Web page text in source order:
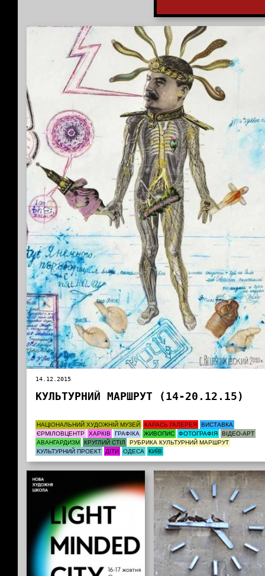
14.12.2015
КУЛЬТУРНИЙ МАРШРУТ (14-20.12.15)
НАЦІОНАЛЬНИЙ ХУДОЖНІЙ МУЗЕЙ КАРАСЬ ГАЛЕРЕЯ
ВИСТАВКА
ЄРМІЛОВЦЕНТР
ХАРКІВ ГРАФІКА ЖИВОПИС ФОТОГРАФІЯ
ВІДЕО-АРТ
АВАНГАРДИЗМ
КРУГЛИЙ СТІЛ
РУБРИКА КУЛЬТУРНИЙ МАРШРУТ
КУЛЬТУРНИЙ ПРОЕКТ
ДІТИ ОДЕСА КИЇВ